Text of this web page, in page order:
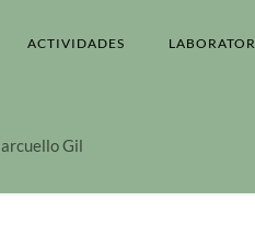
ACTIVIDADES
Gil